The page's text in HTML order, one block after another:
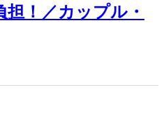
！／カップル・